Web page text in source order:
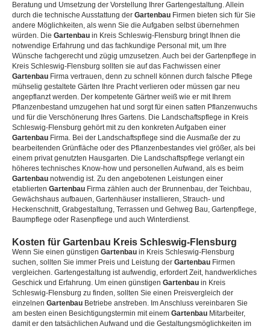
Beratung und Umsetzung der Vorstellung Ihrer Gartengestaltung. Allein
durch die technische Ausstattung der Gartenbau Firmen bieten sich für Sie
andere Möglichkeiten, als wenn Sie die Aufgaben selbst übernehmen
würden. Die Gartenbau in Kreis Schleswig-Flensburg bringt Ihnen die
notwendige Erfahrung und das fachkundige Personal mit, um Ihre
Wünsche fachgerecht und zügig umzusetzen. Auch bei der Gartenpflege in
Kreis Schleswig-Flensburg sollten sie auf das Fachwissen einer
Gartenbau Firma vertrauen, denn zu schnell können durch falsche Pflege
mühselig gestaltete Gärten Ihre Pracht verlieren oder müssen gar neu
angepflanzt werden. Der kompetente Gärtner weiß wie er mit Ihrem
Pflanzenbestand umzugehen hat und sorgt für einen satten Pflanzenwuchs
und für die Verschönerung Ihres Gartens. Die Landschaftspflege in Kreis
Schleswig-Flensburg gehört mit zu den konkreten Aufgaben einer
Gartenbau Firma. Bei der Landschaftspflege sind die Ausmaße der zu
bearbeitenden Grünfläche oder des Pflanzenbestandes viel größer, als bei
einem privat genutzten Hausgarten. Die Landschaftspflege verlangt ein
höheres technisches Know-how und personellen Aufwand, als es beim
Gartenbau notwendig ist. Zu den angebotenen Leistungen einer
etablierten Gartenbau Firma zählen auch der Brunnenbau, der Teichbau,
Gewächshaus aufbauen, Gartenhäuser installieren, Strauch- und
Heckenschnitt, Grabgestaltung, Terrassen und Gehweg Bau, Gartenpflege,
Baumpflege oder Rasenpflege und auch Winterdienst.
Kosten für Gartenbau Kreis Schleswig-Flensburg
Wenn Sie einen günstigen Gartenbau in Kreis Schleswig-Flensburg
suchen, sollten Sie immer Preis und Leistung der Gartenbau Firmen
vergleichen. Gartengestaltung ist aufwendig, erfordert Zeit, handwerkliches
Geschick und Erfahrung. Um einen günstigen Gartenbau in Kreis
Schleswig-Flensburg zu finden, sollten Sie einen Preisvergleich der
einzelnen Gartenbau Betriebe anstreben. Im Anschluss vereinbaren Sie
am besten einen Besichtigungstermin mit einem Gartenbau Mitarbeiter,
damit er den tatsächlichen Aufwand und die Gestaltungsmöglichkeiten im